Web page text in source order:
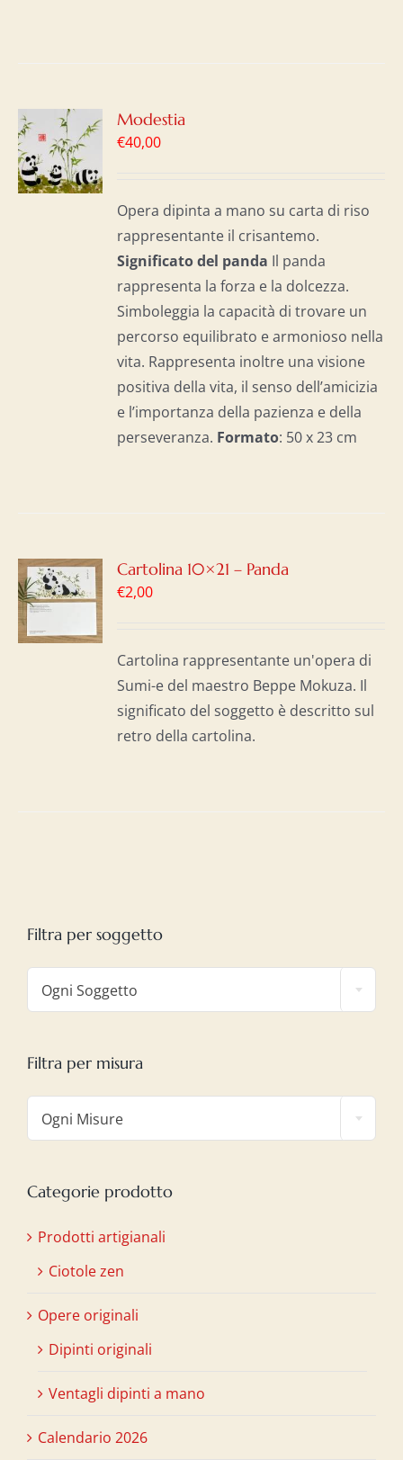
Modestia
€40,00
Opera dipinta a mano su carta di riso
rappresentante il crisantemo.
Significato del panda Il panda
rappresenta la forza e la dolcezza.
Simboleggia la capacità di trovare un
percorso equilibrato e armonioso nella
vita. Rappresenta inoltre una visione
positiva della vita, il senso dell’amicizia
e l’importanza della pazienza e della
perseveranza. Formato: 50 x 23 cm
Cartolina 10×21 – Panda
€2,00
Cartolina rappresentante un'opera di
Sumi-e del maestro Beppe Mokuza. Il
significato del soggetto è descritto sul
retro della cartolina.
Filtra per soggetto
Ogni Soggetto
Filtra per misura
Ogni Misure
Categorie prodotto
Prodotti artigianali
Ciotole zen
Opere originali
Dipinti originali
Ventagli dipinti a mano
Calendario 2026